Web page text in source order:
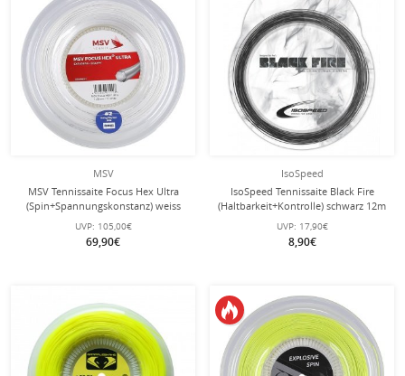
MSV
MSV Tennissaite Focus Hex Ultra
(Spin+Spannungskonstanz) weiss
200m Rolle
UVP: 105,00€
69,90€
IsoSpeed
IsoSpeed Tennissaite Black Fire
(Haltbarkeit+Kontrolle) schwarz 12m
Set
UVP: 17,90€
8,90€